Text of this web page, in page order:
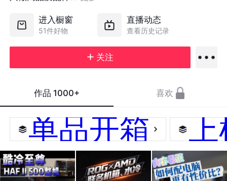
进入橱窗
51件好物
直播动态
查看历史记录
关注
作品 1000+ 喜欢
单品开箱 上